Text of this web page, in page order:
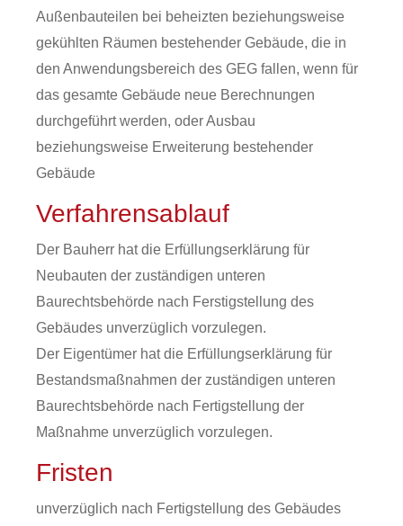
Außenbauteilen bei beheizten beziehungsweise
gekühlten Räumen bestehender Gebäude, die in
den Anwendungsbereich des GEG fallen, wenn für
das gesamte Gebäude neue Berechnungen
durchgeführt werden, oder Ausbau
beziehungsweise Erweiterung bestehender
Gebäude
Verfahrensablauf
Der Bauherr hat die Erfüllungserklärung für
Neubauten der zuständigen unteren
Baurechtsbehörde nach Ferstigstellung des
Gebäudes unverzüglich vorzulegen.
Der Eigentümer hat die Erfüllungserklärung für
Bestandsmaßnahmen der zuständigen unteren
Baurechtsbehörde nach Fertigstellung der
Maßnahme unverzüglich vorzulegen.
Fristen
unverzüglich nach Fertigstellung des Gebäudes